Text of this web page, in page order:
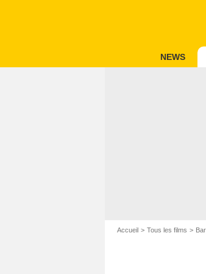
NEWS
Accueil Tous les films